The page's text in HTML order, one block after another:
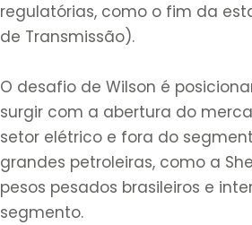
regulatórias, como o fim da
de Transmissão).
O desafio de Wilson é
surgir com a abertura do
setor elétrico e fora do
grandes petroleiras, como a
pesos pesados brasileiros e
segmento.